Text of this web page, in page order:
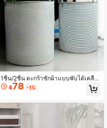
1ชิ้น/2ชิ้น ตะกร้าซักผ้าแบบพับได้เคลือ
บกันน้ำอัปเกรดใหม่ความจุขนาดใหญ่ เ
หมาะสำหรับเก็บเสื้อผ้า ของเล่น ของใช้
฿78 -1%